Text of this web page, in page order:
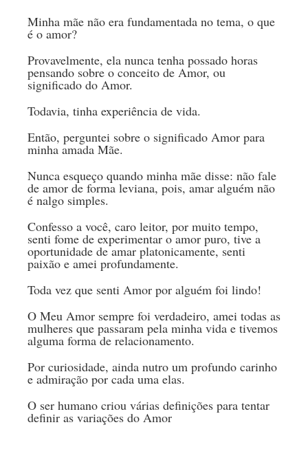
Minha mãe não era fundamentada no tema, o que
é o amor?
Provavelmente, ela nunca tenha possado horas
pensando sobre o conceito de Amor, ou
significado do Amor.
Todavia, tinha experiência de vida.
Então, perguntei sobre o significado Amor para
minha amada Mãe.
Nunca esqueço quando minha mãe disse: não fale
de amor de forma leviana, pois, amar alguém não
é nalgo simples.
Confesso a você, caro leitor, por muito tempo,
senti fome de experimentar o amor puro, tive a
oportunidade de amar platonicamente, senti
paixão e amei profundamente.
Toda vez que senti Amor por alguém foi lindo!
O Meu Amor sempre foi verdadeiro, amei todas as
mulheres que passaram pela minha vida e tivemos
alguma forma de relacionamento.
Por curiosidade, ainda nutro um profundo carinho
e admiração por cada uma elas.
O ser humano criou várias definições para tentar
definir as variações do Amor